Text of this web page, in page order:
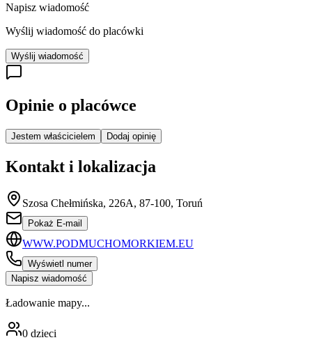
Napisz wiadomość
Wyślij wiadomość do placówki
Wyślij wiadomość
Opinie o placówce
Jestem właścicielem Dodaj opinię
Kontakt i lokalizacja
Szosa Chełmińska, 226A, 87-100, Toruń
Pokaż E-mail
WWW.PODMUCHOMORKIEM.EU
Wyświetl numer
Napisz wiadomość
Ładowanie mapy...
0 dzieci